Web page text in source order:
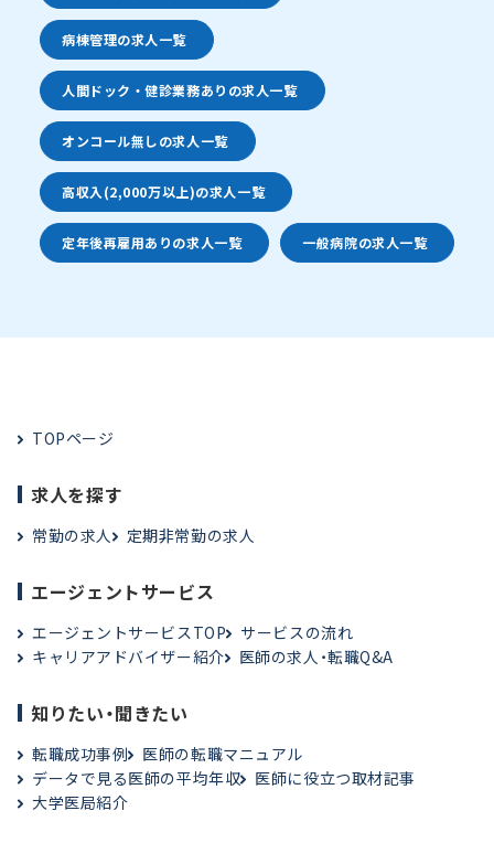
病棟管理の求人一覧
人間ドック・健診業務ありの求人一覧
オンコール無しの求人一覧
高収入(2,000万以上)の求人一覧
定年後再雇用ありの求人一覧 一般病院の求人一覧
TOPページ
求人を探す
常勤の求人 定期非常勤の求人
エージェントサービス
エージェントサービスTOP
サービスの流れ
キャリアアドバイザー紹介
医師の求人・転職Q&A
知りたい・聞きたい
転職成功事例
医師の転職マニュアル
データで見る医師の平均年収
医師に役立つ取材記事
大学医局紹介